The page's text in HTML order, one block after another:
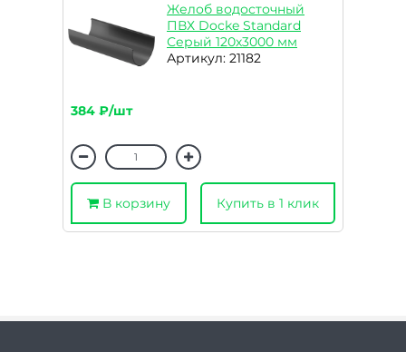
Желоб водосточный
ПВХ Docke Standard
Серый 120х3000 мм
Артикул: 21182
384 ₽/шт
В корзину Купить в 1 клик